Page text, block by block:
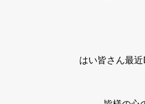
はい皆さん最近